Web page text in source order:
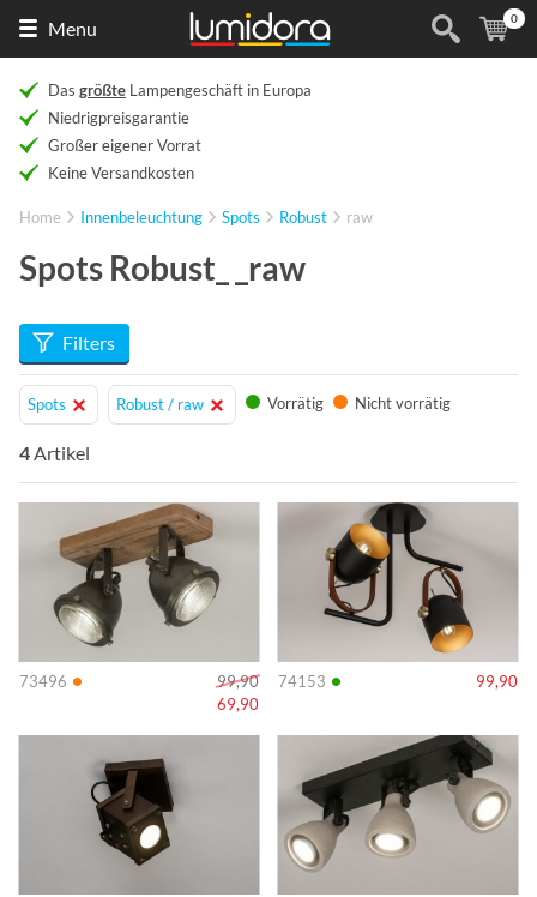
Menu (
0
Das größte Lampengeschäft in Europa
Niedrigpreisgarantie
Großer eigener Vorrat
Keine Versandkosten
Home Innenbeleuchtung Spots Robust raw
Spots Robust_ _raw
Filters
Spots Robust / raw Vorrätig Nicht vorrätig
4Artikel
73496 •
99,90
69,90
Info
74153 • 99,90
Info
Info Info